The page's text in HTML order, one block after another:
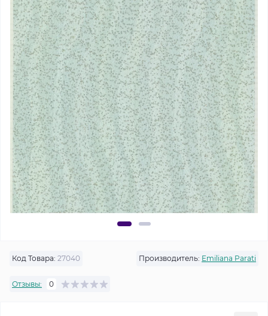
Код Товара: 27040 Производитель: Emiliana Parati
Отзывы: 0